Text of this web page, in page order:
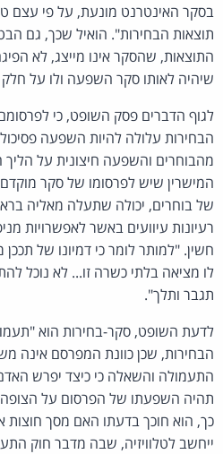
בסקר האינטרנט מונעת, על פי עצם
תוצאות הבחירות". הואיל שכך, גם
התוצאות, שהסקר אינו מייצג, לא
שיהיה לאותו סקר השפעה ולו על חלק
לגוף הדברים פסק השופט, כי
הבחירות עלולה להיות השפעה
מהבוחרים והשפעה חיצונית על
המישרין שיש לפרסומו של סקר
של בוחרים, יכולה שתעלה מאליה
רעיונות עיוועים באשר לאפשרויות
חשין. "למותר לומר כי דמיונו של
לו מציאה בלתי כשרה זו... לא נוכל
תגבר ותלך".
לדעת השופט, סקר-בחירות הוא
הבחירות, שכן כוונת המפרסם אינה
התעמולה והשאלה כי כיצד יפרש
תהיה השפעתו של הפרסום על הצופה
כך, הוא חוכך בדעתו האם מסך חוצות
ייחשב לטלוויזיה, שבה מדבר חוק